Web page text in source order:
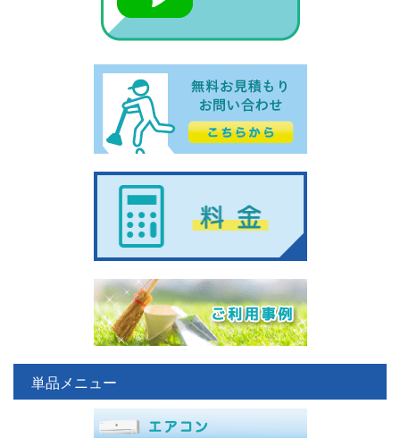
単品メニュー